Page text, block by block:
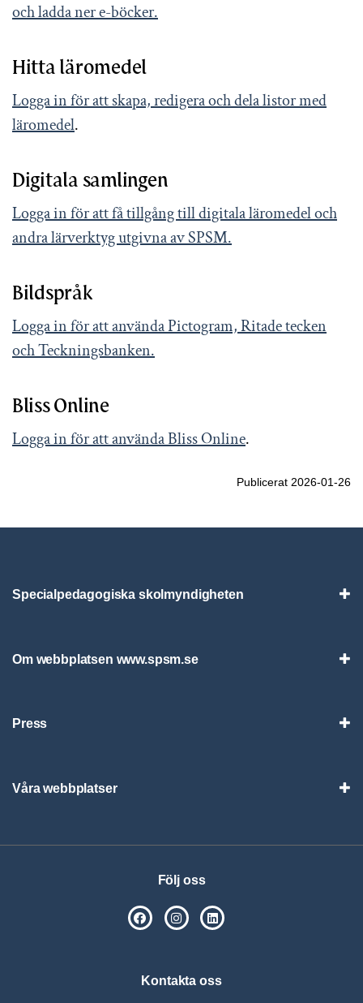
och ladda ner e-böcker.
Hitta läromedel
Logga in för att skapa, redigera och dela listor med
läromedel.
Digitala samlingen
Logga in för att få tillgång till digitala läromedel och
andra lärverktyg utgivna av SPSM.
Bildspråk
Logga in för att använda Pictogram, Ritade tecken
och Teckningsbanken.
Bliss Online
Logga in för att använda Bliss Online.
Publicerat 2026-01-26
Specialpedagogiska skolmyndigheten
Om webbplatsen www.spsm.se
Press
Våra webbplatser
Följ oss
SPSM på Facebook
SPSM på Instagram
Kontakta oss